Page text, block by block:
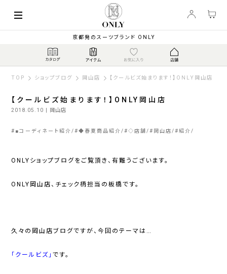
京都発のスーツブランド ONLY
TOP ショップブログ 岡山店 【クールビズ始まります！】ONLY岡山店
【クールビズ始まります！】ONLY岡山店
2018.05.10 | 岡山店
# ■コーディネート紹介 #◆春夏商品紹介 #◇店舗 # 岡山店 #紹介
ONLY ショップブログをご覧頂き、有難うございます。
ONLY 岡山店、チェック柄担当の板橋です。
久々の岡山店ブログですが、今回のテーマは…
「クールビズ」です。